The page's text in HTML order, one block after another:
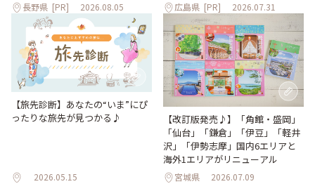
長野県 [PR] 2026.08.05 広島県 [PR] 2026.07.31
【旅先診断】あなたの“いま”にぴ
ったりな旅先が見つかる♪
2026.05.15
【改訂版発売♪】「角館・盛岡」
「仙台」「鎌倉」「伊豆」「軽井
沢」「伊勢志摩」国内6エリアと
海外1エリアがリニューアル
宮城県 2026.07.09